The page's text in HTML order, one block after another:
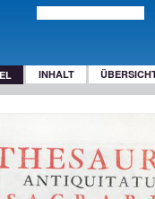
INHALT